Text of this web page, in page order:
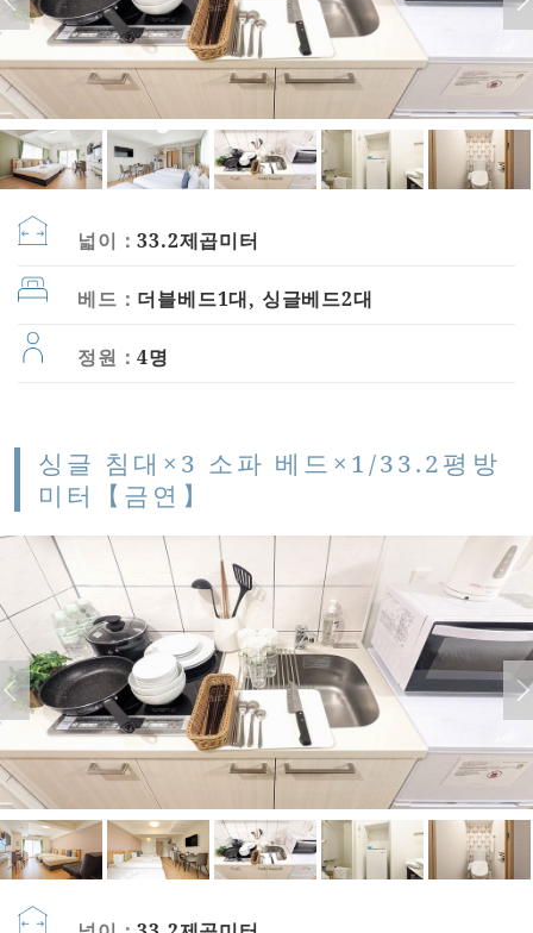
넓이：33.2제곱미터
베드： 더블베드1대, 싱글베드2대
정원：4명
싱글 침대×3 소파 베드×1/33.2평방
미터【금연】